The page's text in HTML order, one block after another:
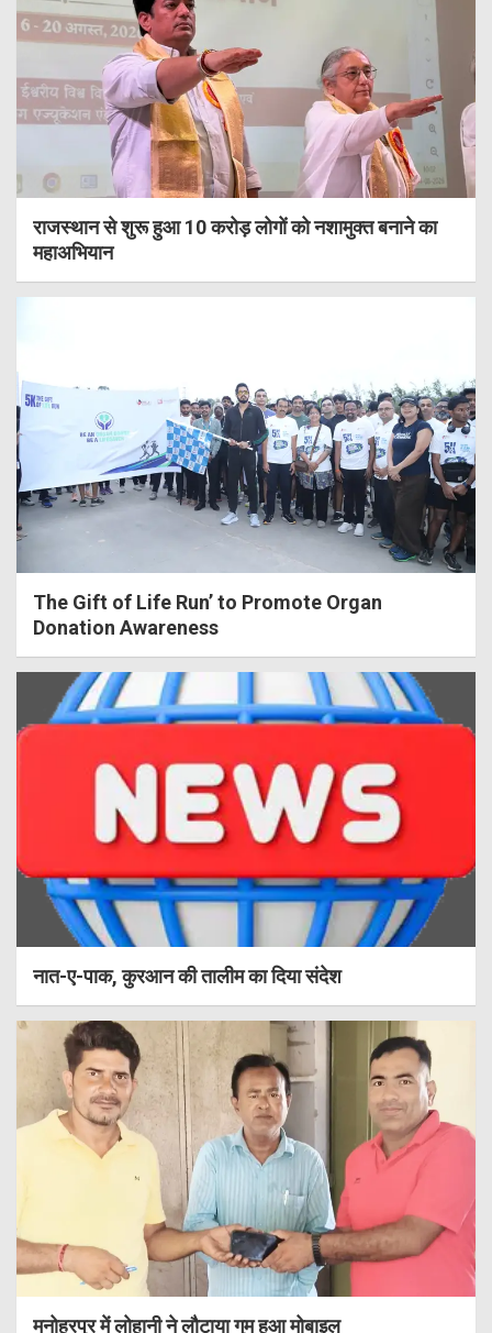
राजस्थान से शुरू हुआ 10 करोड़ लोगों को नशामुक्त बनाने का
महाअभियान
The Gift of Life Run’ to Promote Organ
Donation Awareness
नात-ए-पाक, कुरआन की तालीम का दिया संदेश
मनोहरपुर में लोहानी ने लौटाया गुम हुआ मोबाइल